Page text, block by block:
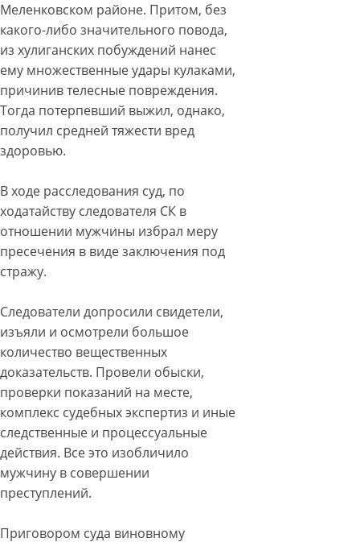
Меленковском районе. Притом, без
какого-либо значительного повода,
из хулиганских побуждений нанес
ему множественные удары кулаками,
причинив телесные повреждения.
Тогда потерпевший выжил, однако,
получил средней тяжести вред
здоровью.
В ходе расследования суд, по
ходатайству следователя СК в
отношении мужчины избрал меру
пресечения в виде заключения под
стражу.
Следователи допросили свидетели,
изъяли и осмотрели большое
количество вещественных
доказательств. Провели обыски,
проверки показаний на месте,
комплекс судебных экспертиз и иные
следственные и процессуальные
действия. Все это изобличило
мужчину в совершении
преступлений.
Приговором суда виновному